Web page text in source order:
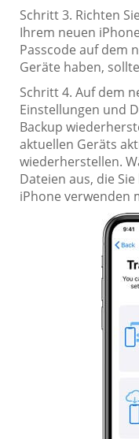
Schritt 3. Richten
Ihrem neuen
Passcode auf dem
Geräte haben,
Schritt 4. Auf dem
Einstellungen und
Backup
aktuellen Geräts
wiederherstellen.
Dateien aus, die
iPhone verwenden